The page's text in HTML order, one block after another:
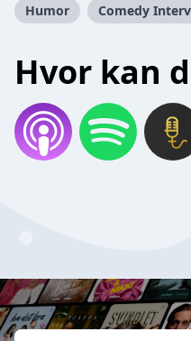
Humor Comedy
Hvor kan